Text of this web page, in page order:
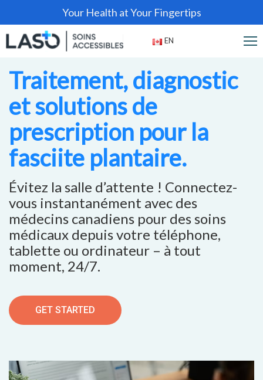
Your Health at Your Fingertips
EN
Traitement, diagnostic
et solutions de
prescription pour la
fasciite plantaire.
Évitez la salle d’attente ! Connectez-
vous instantanément avec des
médecins canadiens pour des soins
médicaux depuis votre téléphone,
tablette ou ordinateur – à tout
moment, 24/7.
GET STARTED